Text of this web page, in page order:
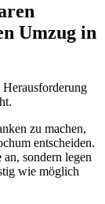
Umzug in
zu machen,
entscheiden.
an, sondern legen
wie möglich